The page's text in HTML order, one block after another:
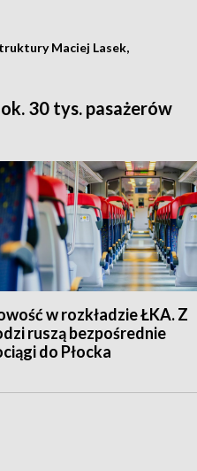
Maciej Lasek,
30 tys. pasażerów
w rozkładzie ŁKA. Z
ruszą bezpośrednie
do Płocka